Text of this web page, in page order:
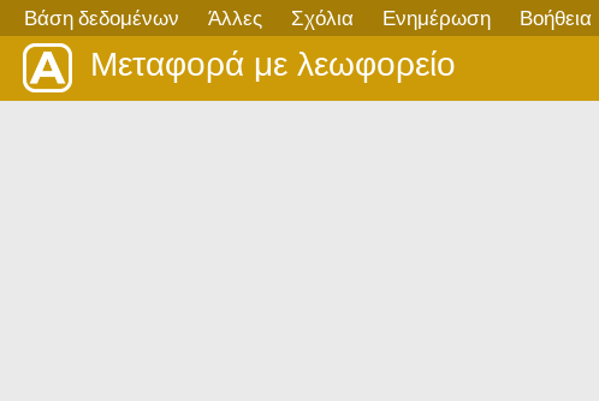
Βάση δεδομένων Άλλες Σχόλια Ενημέρωση Βοήθεια
Μεταφορά με λεωφορείο